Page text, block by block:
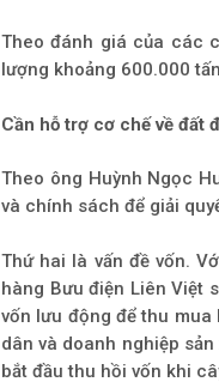
Theo đánh giá của các
lượng khoảng 600.000
Cần hỗ trợ cơ chế về đất
Theo ông Huỳnh Ngọc
và chính sách để giải
Thứ hai là vấn đề vốn.
hàng Bưu điện Liên Việt
vốn lưu động để thu
dân và doanh nghiệp
bắt đầu thu hồi vốn khi